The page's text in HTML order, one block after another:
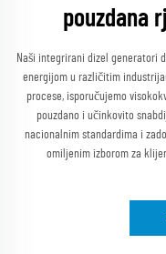
pouzdana
Naši integrirani dizel generatori
energijom u različitim
procese, isporučujemo
pouzdano i učinkovito
nacionalnim standardima i
omiljenim izborom za